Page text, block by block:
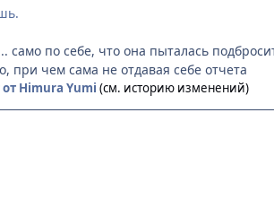
само по себе, что она пыталась
при чем сама не отдавая себе отчета
от Himura Yumi (см. историю изменений)